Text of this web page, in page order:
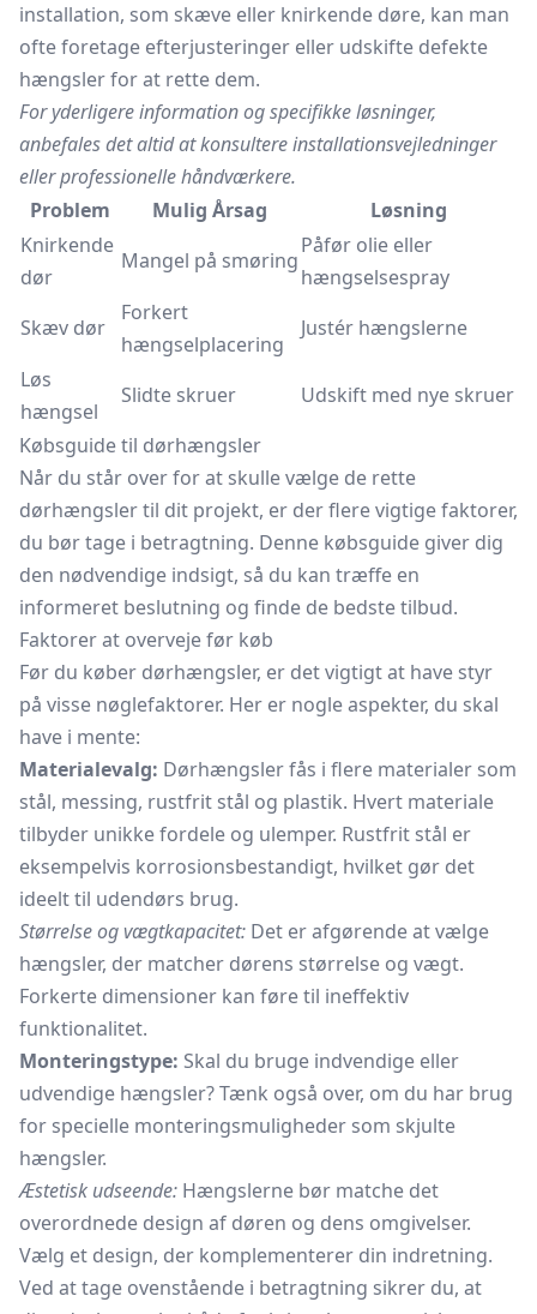
installation, som skæve eller knirkende døre, kan man
ofte foretage efterjusteringer eller udskifte defekte
hængsler for at rette dem.
For yderligere information og specifikke løsninger,
anbefales det altid at konsultere installationsvejledninger
eller professionelle håndværkere.
Problem
Mulig Årsag
Løsning
Knirkende
dør
Mangel på smøring
Påfør olie eller
hængselsespray
Skæv dør
Forkert
hængselplacering
Justér hængslerne
Løs
hængsel
Slidte skruer
Udskift med nye skruer
Købsguide til dørhængsler
Når du står over for at skulle vælge de rette
dørhængsler til dit projekt, er der flere vigtige faktorer,
du bør tage i betragtning. Denne købsguide giver dig
den nødvendige indsigt, så du kan træffe en
informeret beslutning og finde de bedste tilbud.
Faktorer at overveje før køb
Før du køber dørhængsler, er det vigtigt at have styr
på visse nøglefaktorer. Her er nogle aspekter, du skal
have i mente:
Materialevalg: Dørhængsler fås i flere materialer som
stål, messing, rustfrit stål og plastik. Hvert materiale
tilbyder unikke fordele og ulemper. Rustfrit stål er
eksempelvis korrosionsbestandigt, hvilket gør det
ideelt til udendørs brug.
Størrelse og vægtkapacitet: Det er afgørende at vælge
hængsler, der matcher dørens størrelse og vægt.
Forkerte dimensioner kan føre til ineffektiv
funktionalitet.
Monteringstype: Skal du bruge indvendige eller
udvendige hængsler? Tænk også over, om du har brug
for specielle monteringsmuligheder som skjulte
hængsler.
Æstetisk udseende: Hængslerne bør matche det
overordnede design af døren og dens omgivelser.
Vælg et design, der komplementerer din indretning.
Ved at tage ovenstående i betragtning sikrer du, at